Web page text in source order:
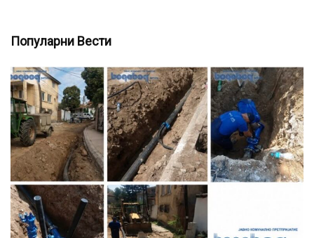
Популарни Вести